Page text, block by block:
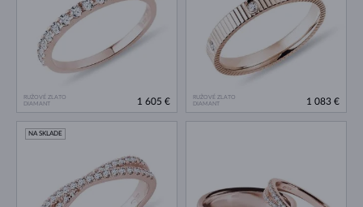
RUŽOVÉ ZLATO
DIAMANT
1 605 €
RUŽOVÉ ZLATO
DIAMANT
1 083 €
NA SKLADE